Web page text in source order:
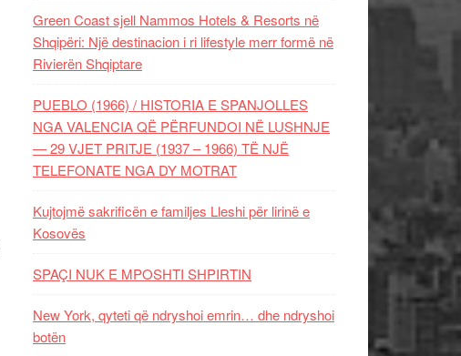
Green Coast sjell Nammos Hotels & Resorts në
Shqipëri: Një destinacion i ri lifestyle merr formë në
Rivierën Shqiptare
PUEBLO (1966) / HISTORIA E SPANJOLLES
NGA VALENCIA QË PËRFUNDOI NË LUSHNJE
— 29 VJET PRITJE (1937 – 1966) TË NJË
TELEFONATE NGA DY MOTRAT
Kujtojmë sakrificën e familjes Lleshi për lirinë e
Kosovës
SPAÇI NUK E MPOSHTI SHPIRTIN
New York, qyteti që ndryshoi emrin… dhe ndryshoi
botën